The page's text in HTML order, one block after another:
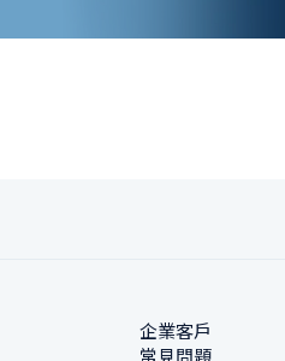
企業客戶
常見問題